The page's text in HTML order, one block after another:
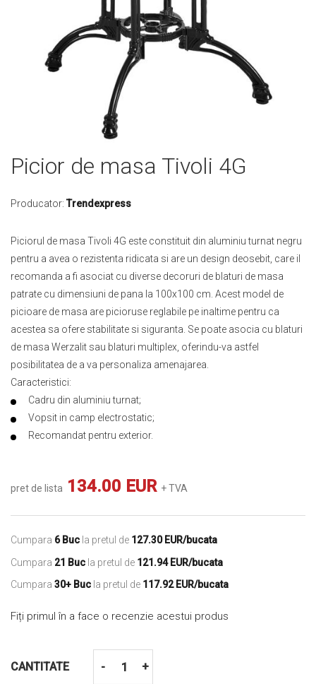
Picior de masa Tivoli 4G
Producator: Trendexpress
Piciorul de masa Tivoli 4G este constituit din aluminiu turnat negru
pentru a avea o rezistenta ridicata si are un design deosebit, care il
recomanda a fi asociat cu diverse decoruri de blaturi de masa
patrate cu dimensiuni de pana la 100x100 cm. Acest model de
picioare de masa are picioruse reglabile pe inaltime pentru ca
acestea sa ofere stabilitate si siguranta. Se poate asocia cu blaturi
de masa Werzalit sau blaturi multiplex, oferindu-va astfel
posibilitatea de a va personaliza amenajarea.
Caracteristici:
Cadru din aluminiu turnat;
Vopsit in camp electrostatic;
Recomandat pentru exterior.
pret de lista 134.00 EUR + TVA
Cumpara 6 Buc la pretul de 127.30 EUR/bucata
Cumpara 21 Buc la pretul de 121.94 EUR/bucata
Cumpara 30+ Buc la pretul de 117.92 EUR/bucata
Fiți primul în a face o recenzie acestui produs
CANTITATE - +
Skip
to
beginning
images
gallery